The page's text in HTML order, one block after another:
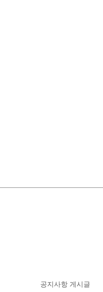
공지사항 게시글